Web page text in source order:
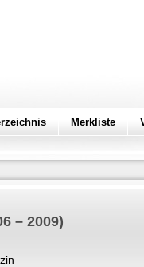
Merkliste
– 2009)